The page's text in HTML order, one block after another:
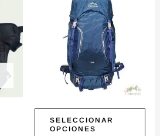
SELECCIONAR
OPCIONES
producto
múltiples
variantes.
opciones
elegir
precios:
desde
$85.00
hasta
$90.00